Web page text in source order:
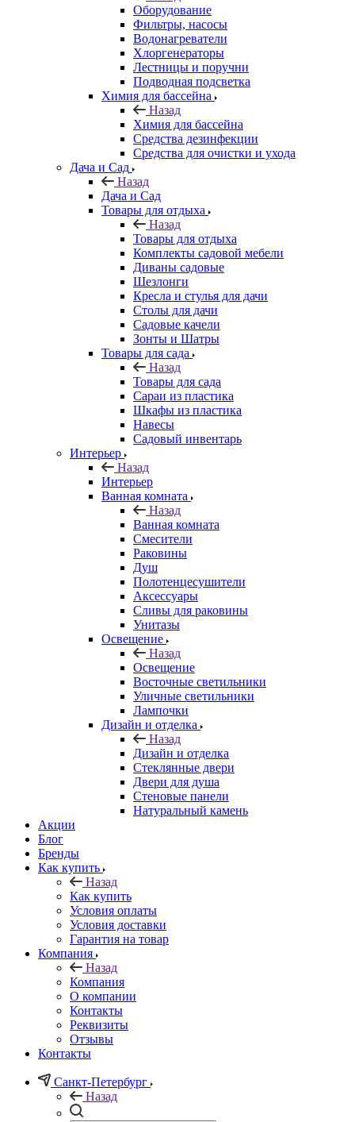
Оборудование
Фильтры, насосы
Водонагреватели
Хлоргенераторы
Лестницы и поручни
Подводная подсветка
Химия для бассейна
Назад
Химия для бассейна
Средства дезинфекции
Средства для очистки и ухода
Дача и Сад
Назад
Дача и Сад
Товары для отдыха
Назад
Товары для отдыха
Комплекты садовой мебели
Диваны садовые
Шезлонги
Кресла и стулья для дачи
Столы для дачи
Садовые качели
Зонты и Шатры
Товары для сада
Назад
Товары для сада
Сараи из пластика
Шкафы из пластика
Навесы
Садовый инвентарь
Интерьер
Назад
Интерьер
Ванная комната
Назад
Ванная комната
Смесители
Раковины
Душ
Полотенцесушители
Аксессуары
Сливы для раковины
Унитазы
Освещение
Назад
Освещение
Восточные светильники
Уличные светильники
Лампочки
Дизайн и отделка
Назад
Дизайн и отделка
Стеклянные двери
Двери для душа
Стеновые панели
Натуральный камень
Акции
Блог
Бренды
Как купить
Назад
Как купить
Условия оплаты
Условия доставки
Гарантия на товар
Компания
Назад
Компания
О компании
Контакты
Реквизиты
Отзывы
Контакты
Санкт-Петербург
Назад